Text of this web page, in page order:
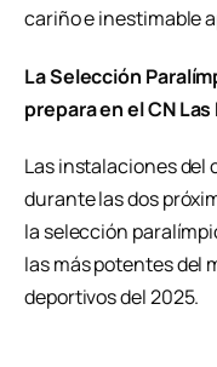
cariño e inestimable
La Selección
prepara en el CN Las
Las instalaciones del
durante las dos
la selección
las más potentes del
deportivos del 2025.